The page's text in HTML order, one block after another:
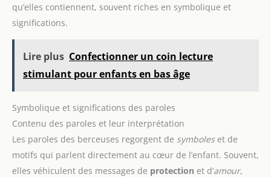
qu’elles contiennent, souvent riches en symbolique et
significations.
Lire plus Confectionner un coin lecture
stimulant pour enfants en bas âge
Symbolique et significations des paroles
Contenu des paroles et leur interprétation
Les paroles des berceuses regorgent de symboleset de
motifs qui parlent directement au cœur de l’enfant. Souvent,
elles véhiculent des messages de protection et d’amour,